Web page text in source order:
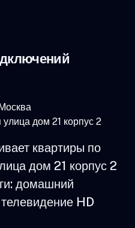
дом 21 корпус 2
квартиры по
дом 21 корпус 2
домашний
HD